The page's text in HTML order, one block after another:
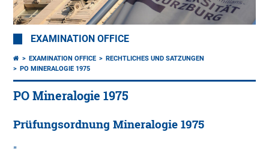
EXAMINATION OFFICE
EXAMINATION OFFICE
RECHTLICHES UND SATZUNGEN
PO MINERALOGIE 1975
PO Mineralogie 1975
Prüfungsordnung Mineralogie 1975